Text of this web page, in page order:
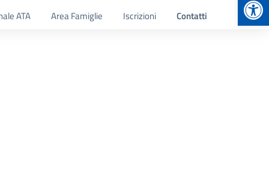
ATA Area Famiglie Iscrizioni Contatti